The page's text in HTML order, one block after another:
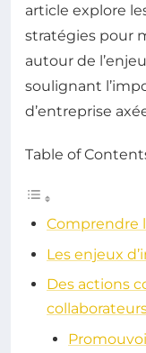
article explore
stratégies pour
autour de
soulignant
d’entreprise
Table of
Comprendre
Les enjeux
Des actions